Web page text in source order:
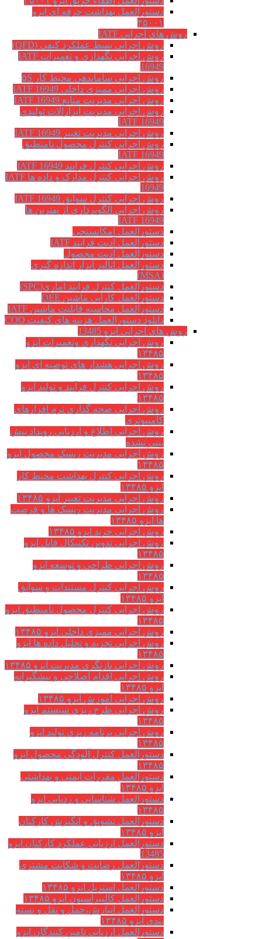
دستورالعمل بهداشت حرفه ای ایزو
۴۵۰۰۱
روش های اجرایی IATF
روش اجرایی بسط عملکرد کیفی (QFD)
روش اجرایی نگهداری و تعمیرات IATF
16949
روش اجرایی ساماندهی محیط کار ۵S
روش اجرایی ممیزی داخلی IATF 16949
روش اجرایی مدیریت منابع IATF 16949
روش اجرایی مديريت ابزارآلات توليدي
IATF 16949
روش اجرایی مدیریت تغییر IATF 16949
روش اجرایی کنترل محصول نامنطبق
IATF 16949
روش اجرایی کنترل فرایند IATF 16949
روش اجرایی کنترل مدارک و داده ها IATF
16949
روش اجرایی کنترل سوابق IATF 16949
روش اجرايي الگوبرداري از بهترين ها
IATF 16949
دستورالعمل امکانسنجی
دستورالعمل آدیت فرایند IATF
دستورالعمل آدیت محصول
دستورالعمل آنالیز ابزار اندازه گیری
(MSA)
دستورالعمل کنترل فرآیند آماری(SPC)
دستورالعمل کارایی ماشین OEE
دستورالعمل محاسبه قابلیت ماشین IATF
دانلود دستورالعمل هزینه های کیفیت COQ
روش های اجرایی ایزو 13485
روش اجرایی نگهداری وتعمیرات ایزو
۱۳۴۸۵
روش اجرایی هشدار های توصیه ای ایزو
۱۳۴۸۵
روش اجرایی کنترل فرآیند و تولید ایزو
۱۳۴۸۵
روش اجرایی صحه گذاری نرم افزارهای
کامپیوتری
روش اجرایی اطلاع و ارزیابی رویداد پیش
بینی نشده
روش اجرایی مدیریت ریسک محصول ایزو
۱۳۴۸۵
روش اجرایی کنترل بهداشت محیط کار
ایزو ۱۳۴۸۵
روش اجرایی مدیریت تغییر ایزو ۱۳۴۸۵
روش اجرایی مدیریت ریسک ها و فرصت
ها ایزو ۱۳۴۸۵
روش اجرایی خرید ایزو ۱۳۴۸۵
روش اجرایی تدوین تکنیکال فایل ایزو
۱۳۴۸۵
روش اجرایی طراحی و توسعه ایزو
۱۳۴۸۵
روش اجرایی کنترل مستندات و سوابق
ایزو ۱۳۴۸۵
روش اجرایی کنترل محصول نامنطبق ایزو
۱۳۴۸۵
روش اجرایی ممیزی داخلی ایزو ۱۳۴۸۵
روش اجرایی تجزیه و تحلیل داده ها ایزو
۱۳۴۸۵
روش اجرایی بازنگری مدیریت ایزو ۱۳۴۸۵
روش اجرایی اقدام اصلاحی و پیشگیرانه
ایزو ۱۳۴۸۵
روش اجرایی آموزش ایزو ۱۳۴۸۵
روش اجرایی طرح ریزی سیستم ایزو
۱۳۴۸۵
روش اجرایی برنامه ریزی تولید ایزو
۱۳۴۸۵
دستورالعمل کنترل آلودگی محصول ایزو
۱۳۴۸۵
دستورالعمل مقررات ایمنی و بهداشتی
ایزو ۱۳۴۸۵
دستورالعمل شناسایی و ردیابی ایزو
۱۳۴۸۵
دستورالعمل تشویق و انگیزش کارکنان
ایزو ۱۳۴۸۵
دستورالعمل ارزیابی عملکرد کارکنان ایزو
13485
دستورالعمل رضایت و شکایت مشتری
ایزو ۱۳۴۸۵
دستورالعمل استریل ایزو ۱۳۴۸۵
دستورالعمل کالیبراسیون ایزو ۱۳۴۸۵
دستورالعمل انبارش،حمل و نقل و بسته
بندی ایزو ۱۳۴۸۵
دستورالعمل ارزیابی تامین کنندگان ایزو